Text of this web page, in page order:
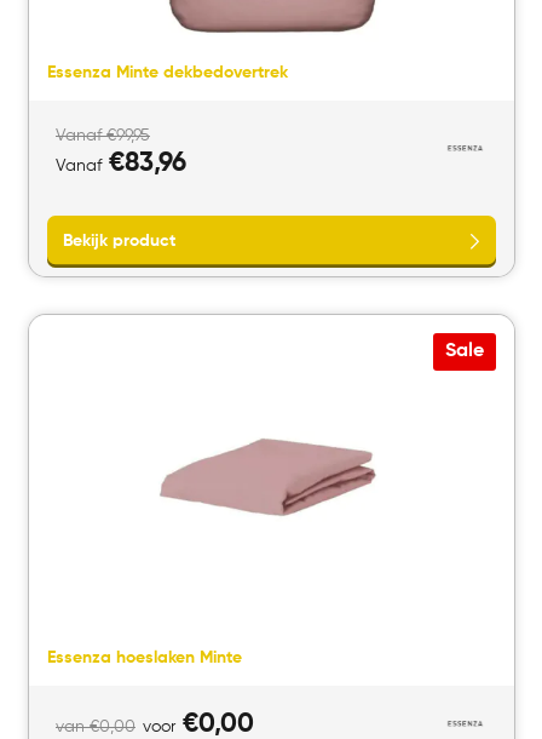
Essenza Minte dekbedovertrek
Vanaf €99,95
Vanaf €83,96
Bekijk product
Sale
Essenza hoeslaken Minte
van €0,00 Oorspronkelijke
voor €0,00